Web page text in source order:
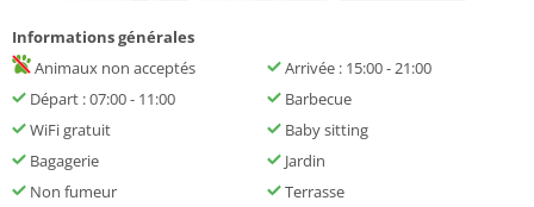
Informations générales
Animaux non acceptés
Arrivée : 15:00 - 21:00
Départ : 07:00 - 11:00
Barbecue
WiFi gratuit
Baby sitting
Bagagerie
Jardin
Non fumeur
Terrasse